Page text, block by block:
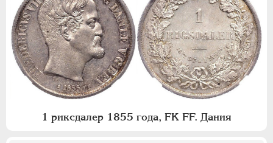
1 риксдалер 1855 года, FK FF. Дания